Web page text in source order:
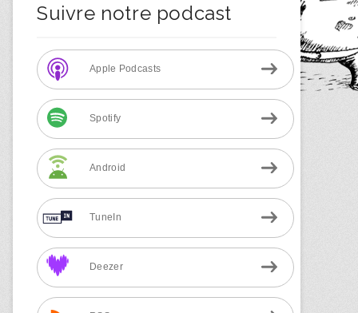
Suivre notre podcast
Apple Podcasts
Spotify
Android
TuneIn
Deezer